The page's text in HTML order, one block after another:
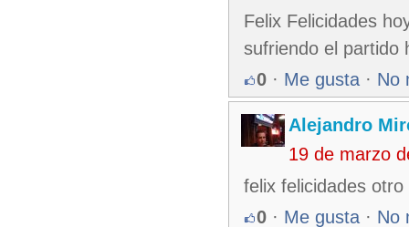
Felix Felicidades
sufriendo el partido
0 · Me gusta · No
Alejandro
19 de marzo
felix felicidades
0 · Me gusta · No